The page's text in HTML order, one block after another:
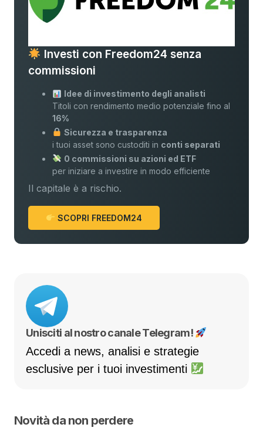
Investi con Freedom24 senza
commissioni
Idee di investimento degli analisti
Titoli con rendimento medio potenziale fino al
16%
Sicurezza e trasparenza
i tuoi asset sono custoditi in conti separati
0 commissioni su azioni ed ETF
per iniziare a investire in modo efficiente
Il capitale è a rischio.
SCOPRI FREEDOM24
Unisciti al nostro canale Telegram!
Accedi a news, analisi e strategie
esclusive per i tuoi investimenti
Novità da non perdere